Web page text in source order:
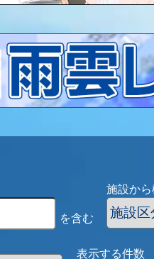
を含む
施設か
表示する件数